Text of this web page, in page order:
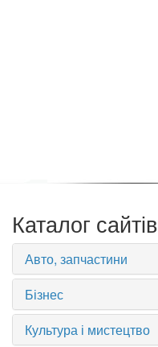
Каталог сайтів
Авто, запчастини
Бізнес
Культура і мистецтво